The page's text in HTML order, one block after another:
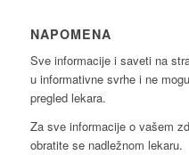
NAPOMENA
Sve informacije i saveti na
u informativne svrhe i ne
pregled lekara.
Za sve informacije o vašem
obratite se nadležnom lekaru.